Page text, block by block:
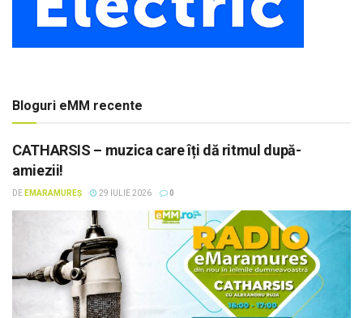
Bloguri eMM recente
CATHARSIS – muzica care îți dă ritmul după-
amiezii!
DE EMARAMUREȘ 29 IULIE 2026 0